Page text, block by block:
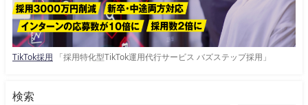
TikTok採用 「採用特化型TikTok運用代行サービス バズステップ採用」
検索